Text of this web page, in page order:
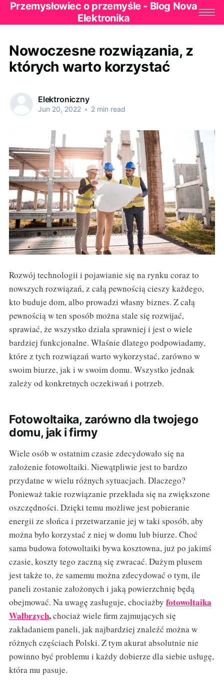
Przemysłowiec o przemyśle - Blog Nova
Elektronika
Nowoczesne rozwiązania, z
których warto korzystać
Elektroniczny
Jun 20, 2022 • 2 min read
Rozwój technologii i pojawianie się na rynku coraz to
nowszych rozwiązań, z całą pewnością cieszy każdego,
kto buduje dom, albo prowadzi własny biznes. Z całą
pewnością w ten sposób można stale się rozwijać,
sprawiać, że wszystko działa sprawniej i jest o wiele
bardziej funkcjonalne. Właśnie dlatego podpowiadamy,
które z tych rozwiązań warto wykorzystać, zarówno w
swoim biurze, jak i w swoim domu. Wszystko jednak
zależy od konkretnych oczekiwań i potrzeb.
Fotowoltaika, zarówno dla twojego
domu, jak i firmy
Wiele osób w ostatnim czasie zdecydowało się na
założenie fotowoltaiki. Niewątpliwie jest to bardzo
przydatne w wielu różnych sytuacjach. Dlaczego?
Ponieważ takie rozwiązanie przekłada się na zwiększone
oszczędności. Dzięki temu możliwe jest pobieranie
energii ze słońca i przetwarzanie jej w taki sposób, aby
można było korzystać z niej w domu lub biurze. Choć
sama budowa fotowoltaiki bywa kosztowna, już po jakimś
czasie, koszty tego zaczną się zwracać. Dużym plusem
jest także to, że samemu można zdecydować o tym, ile
paneli zostanie założonych i jaką powierzchnię będą
obejmować. Na uwagę zasługuje, chociażby fotowoltaika
Wałbrzych,chociaż wiele firm zajmujących się
zakładaniem paneli, jak najbardziej znaleźć można w
różnych częściach Polski. Z tym akurat absolutnie nie
powinno być problemu i każdy dobierze dla siebie usługę,
która mu pasuje.